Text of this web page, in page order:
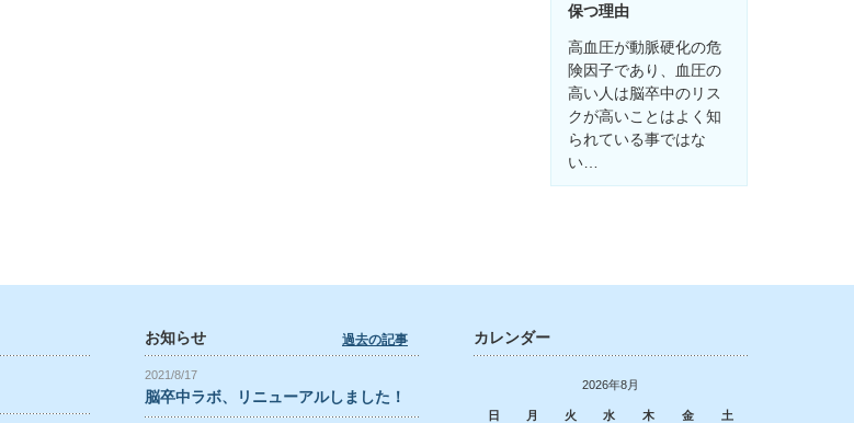
保つ理由
高血圧が動脈硬化の危
険因子であり、血圧の
高い人は脳卒中のリス
クが高いことはよく知
られている事ではな
い…
お知らせ
2021/8/17
脳卒中ラボ、リニューアルしました！
過去の記事 カレンダー
2026年8月
日 月 火 水 木 金 土